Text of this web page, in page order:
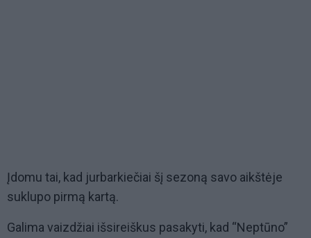
Įdomu tai, kad jurbarkiečiai šį sezoną savo aikštėje
suklupo pirmą kartą.
Galima vaizdžiai išsireiškus pasakyti, kad “Neptūno”